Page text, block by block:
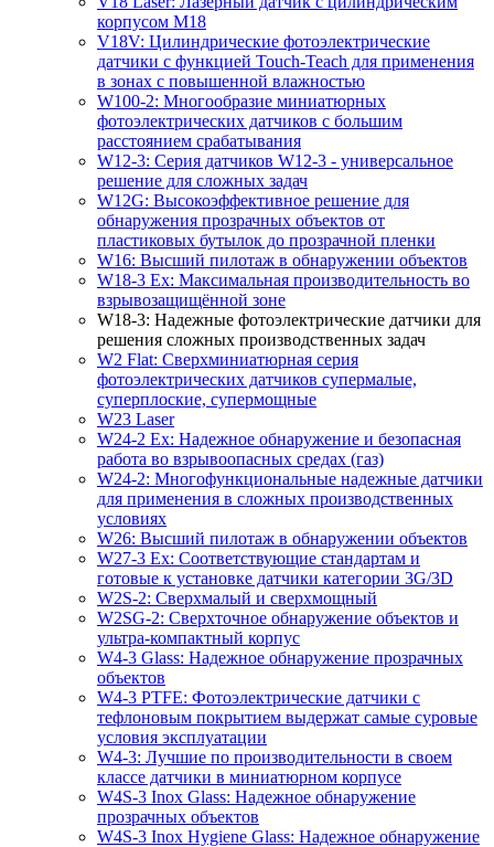
корпусом M18
V18V: Цилиндрические фотоэлектрические
датчики с функцией Touch-Teach для применения
в зонах с повышенной влажностью
W100-2: Многообразие миниатюрных
фотоэлектрических датчиков с большим
расстоянием срабатывания
W12-3: Серия датчиков W12-3 - универсальное
решение для сложных задач
W12G: Высокоэффективное решение для
обнаружения прозрачных объектов от
пластиковых бутылок до прозрачной пленки
W16: Высший пилотаж в обнаружении объектов
W18-3 Ex: Максимальная производительность во
взрывозащищённой зоне
W18-3: Надежные фотоэлектрические датчики для
решения сложных производственных задач
W2 Flat: Сверхминиатюрная серия
фотоэлектрических датчиков супермалые,
суперплоские, супермощные
W23 Laser
W24-2 Ex: Надежное обнаружение и безопасная
работа во взрывоопасных средах (газ)
W24-2: Многофункциональные надежные датчики
для применения в сложных производственных
условиях
W26: Высший пилотаж в обнаружении объектов
W27-3 Ex: Соответствующие стандартам и
готовые к установке датчики категории 3G/3D
W2S-2: Сверхмалый и сверхмощный
W2SG-2: Сверхточное обнаружение объектов и
ультра-компактный корпус
W4-3 Glass: Надежное обнаружение прозрачных
объектов
W4-3 PTFE: Фотоэлектрические датчики с
тефлоновым покрытием выдержат самые суровые
условия эксплуатации
W4-3: Лучшие по производительности в своем
классе датчики в миниатюрном корпусе
W4S-3 Inox Glass: Надежное обнаружение
прозрачных объектов
W4S-3 Inox Hygiene Glass: Надежное обнаружение